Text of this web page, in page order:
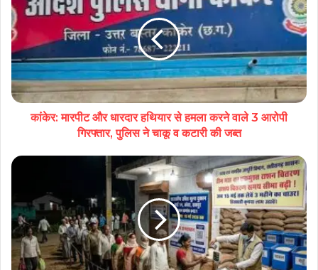
कांकेर: मारपीट और धारदार हथियार से हमला करने वाले 3 आरोपी
गिरफ्तार, पुलिस ने चाकू व कटारी की जब्त